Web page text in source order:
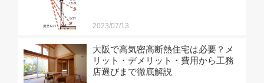
2023/07/13
大阪で高気密高断熱住宅は必要？メ
リット・デメリット・費用から工務
店選びまで徹底解説